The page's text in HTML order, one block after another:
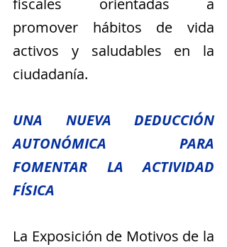
promover hábitos de vida
activos y saludables en la
ciudadanía.
UNA NUEVA DEDUCCIÓN
AUTONÓMICA PARA
FOMENTAR LA ACTIVIDAD
FÍSICA
La Exposición de Motivos de la